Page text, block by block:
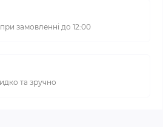
замовленні до 12:00
та зручно